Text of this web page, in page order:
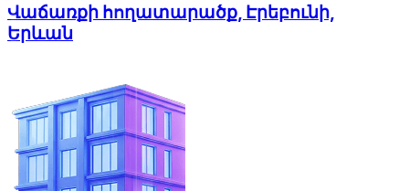
Վաճառքի հողատարածք, Էրեբունի,
Երևան